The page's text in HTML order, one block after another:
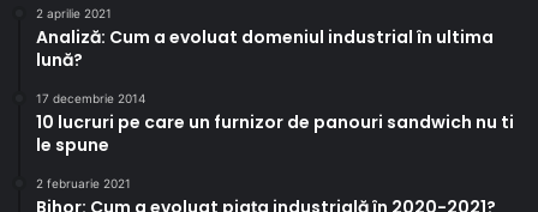
2 aprilie 2021
Analiză: Cum a evoluat domeniul industrial în ultima
lună?
17 decembrie 2014
10 lucruri pe care un furnizor de panouri sandwich nu ti
le spune
2 februarie 2021